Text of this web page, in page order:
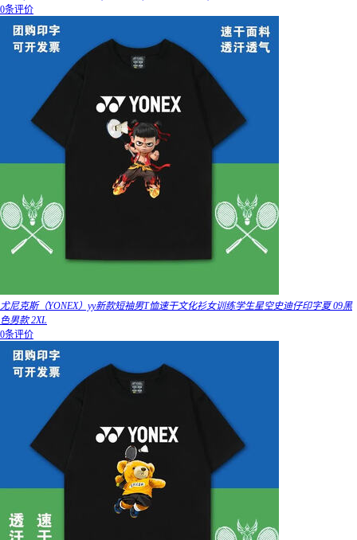
0条评价
尤尼克斯（YONEX）yy新款短袖男T恤速干文化衫女训练学生星空史迪仔印字夏 09黑
色男款 2XL
0条评价